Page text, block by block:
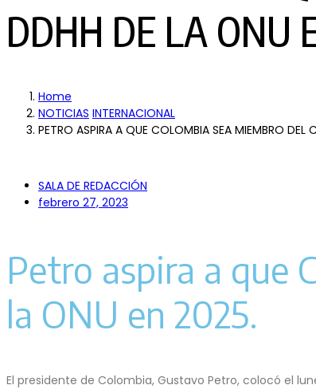
DDHH DE LA ONU
Home
NOTICIAS INTERNACIONAL
PETRO ASPIRA A QUE COLOMBIA SEA MIEMBRO
SALA DE REDACCIÓN
febrero 27, 2023
Petro aspira a que
la ONU en 2025.
El presidente de Colombia, Gustavo Petro, colocó el